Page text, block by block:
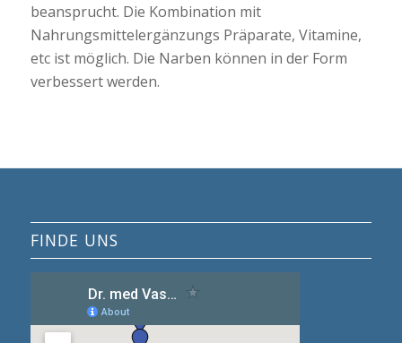
beansprucht. Die Kombination mit
Nahrungsmittelergänzungs Präparate, Vitamine,
etc ist möglich. Die Narben können in der Form
verbessert werden.
FINDE UNS